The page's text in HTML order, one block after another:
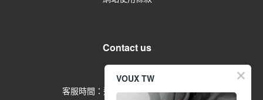
Contact us
客服時間：週一到週五 09:00-17:00
VOUX TW